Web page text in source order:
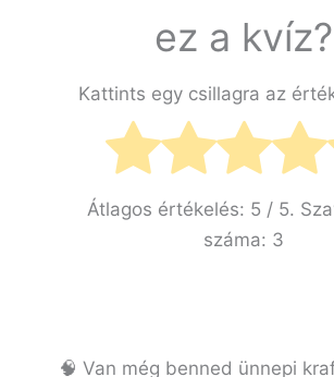
ez a kvíz?
Kattints egy csillagra az
Átlagos értékelés: 5 / 5.
száma: 3
🧠 Van még benned ünnepi